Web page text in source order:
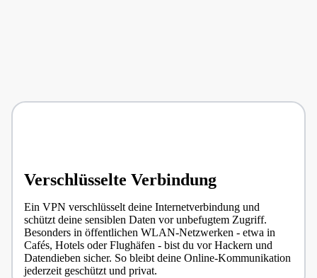
Verschlüsselte Verbindung
Ein VPN verschlüsselt deine Internetverbindung und
schützt deine sensiblen Daten vor unbefugtem Zugriff.
Besonders in öffentlichen WLAN-Netzwerken - etwa in
Cafés, Hotels oder Flughäfen - bist du vor Hackern und
Datendieben sicher. So bleibt deine Online-Kommunikation
jederzeit geschützt und privat.